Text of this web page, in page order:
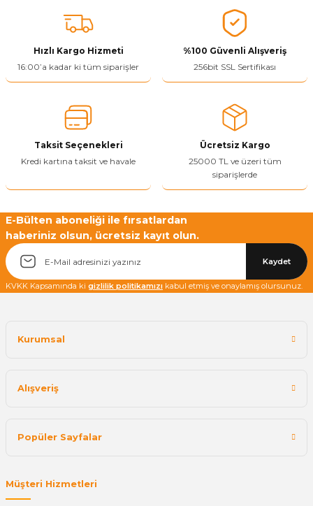
tarafımıza iletebilirsiniz.
Görüş ve önerileriniz için teşekkür ederiz.
Ürün resmi kalitesiz, bozuk veya görüntülenemiyor.
Ürün bilgilerinde hatalar bulunuyor.
Ürün fiyatı diğer sitelerden daha pahalı.
Bu ürüne benzer farklı alternatifler olmalı.
Yetkiliye Gönder
Hızlı Kargo Hizmeti
16:00’a kadar ki tüm siparişler
%100 Güvenli Alışveriş
256bit SSL Sertifikası
Taksit Seçenekleri
Kredi kartına taksit ve havale
Ücretsiz Kargo
25000 TL ve üzeri tüm
siparişlerde
E-Bülten aboneliği ile fırsatlardan
haberiniz olsun, ücretsiz kayıt olun.
Kaydet
KVKK Kapsamında ki gizlilik politikamızı kabul etmiş ve onaylamış olursunuz.
Kurumsal
Alışveriş
Popüler Sayfalar
Müşteri Hizmetleri